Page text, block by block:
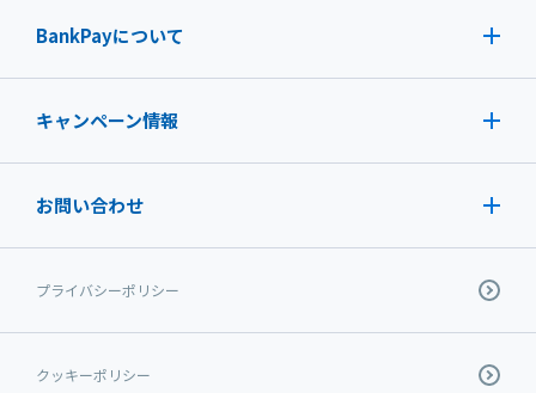
BankPayについて
キャンペーン情報
お問い合わせ
プライバシーポリシー
クッキーポリシー